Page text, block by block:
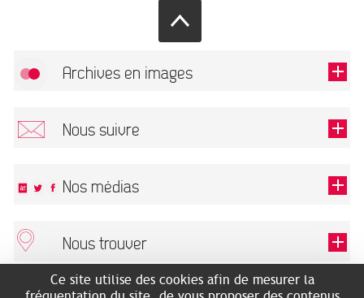
Archives en images
Nous suivre
Ce champ est exigé.
Nos médias
Nous trouver
ARCHIVES MUNICIPALES
RECHERCHES GÉNÉALOGIQUES
Ce site utilise des cookies afin de mesurer la